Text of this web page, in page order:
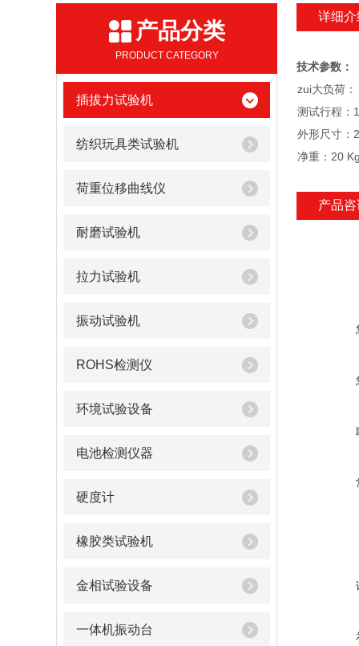
产品分类
PRODUCT CATEGORY
插拔力试验机
纺织玩具类试验机
荷重位移曲线仪
耐磨试验机
拉力试验机
振动试验机
ROHS检测仪
环境试验设备
电池检测仪器
硬度计
橡胶类试验机
金相试验设备
一体机振动台
详细介
技术参数：
zui大负荷
测试行程：
外形尺寸：
净重：20
产品